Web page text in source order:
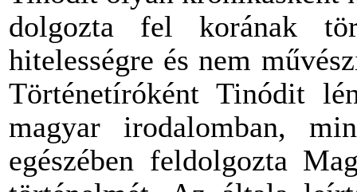
dolgozta fel korának
hitelességre és nem
Történetíróként Tinódit
magyar irodalomban,
egészében feldolgozta